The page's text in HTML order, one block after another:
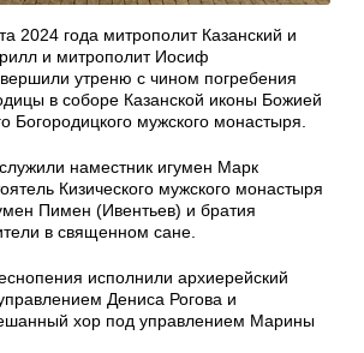
2024 года митрополит Казанский и
и митрополит Иосиф
утреню с чином погребения
в соборе Казанской иконы Божией
Богородицкого мужского монастыря.
наместник игумен Марк
Кизического мужского монастыря
Пимен (Ивентьев) и братия
в священном сане.
исполнили архиерейский
Дениса Рогова и
хор под управлением Марины